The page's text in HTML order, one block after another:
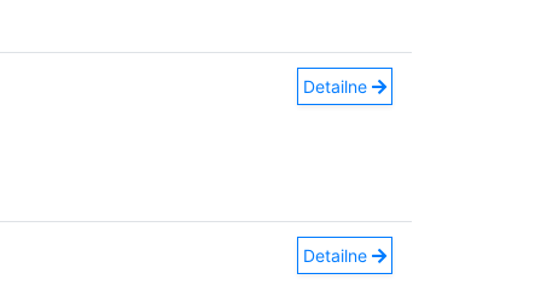
Detailne
Detailne